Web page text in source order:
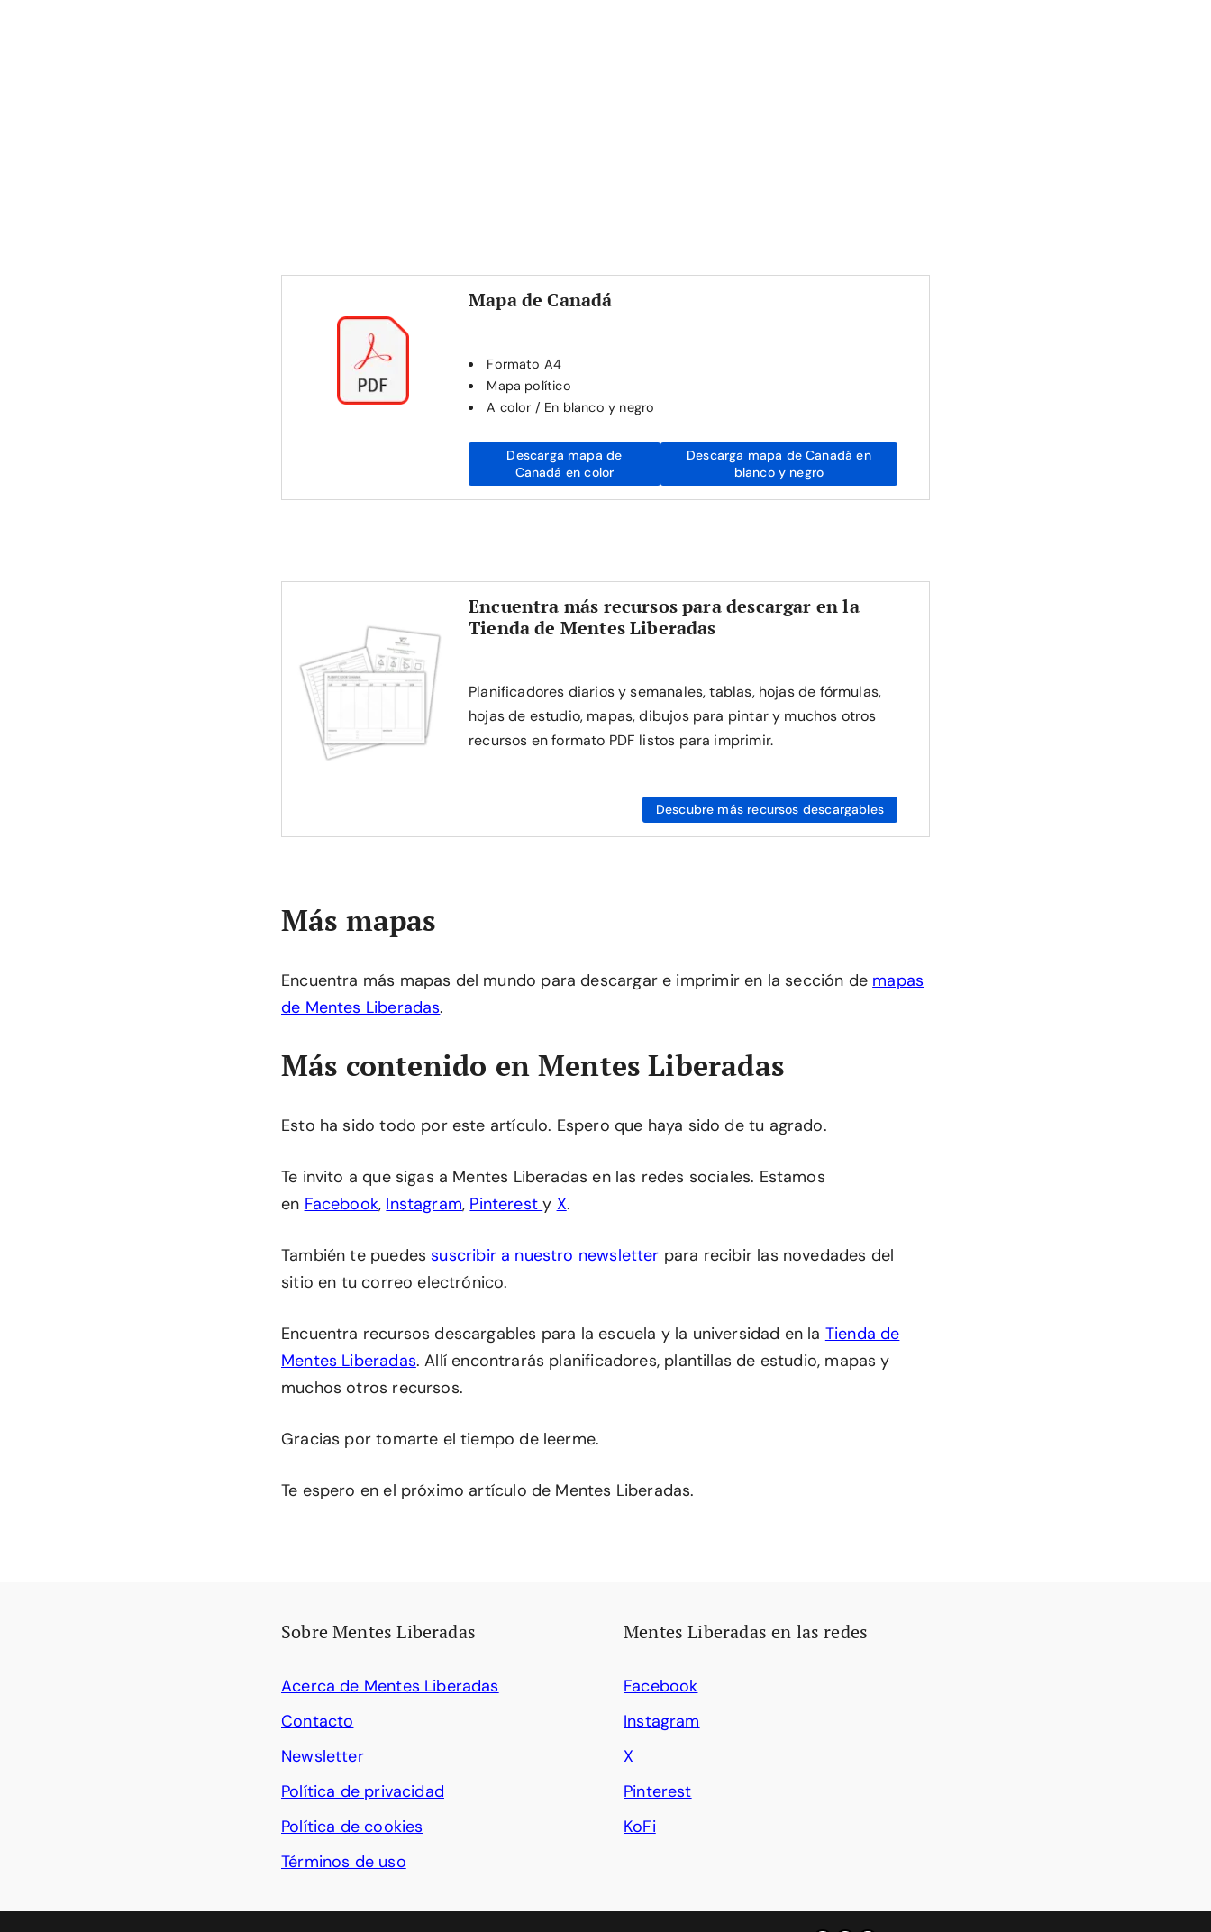
Mapa de Canadá
Formato A4
Mapa político
A color / En blanco y negro
Descarga mapa de
Canadá en color
Descarga mapa de Canadá en
blanco y negro
Encuentra más recursos para descargar en la
Tienda de Mentes Liberadas
Planificadores diarios y semanales, tablas, hojas de fórmulas,
hojas de estudio, mapas, dibujos para pintar y muchos otros
recursos en formato PDF listos para imprimir.
Descubre más recursos descargables
Más mapas
Encuentra más mapas del mundo para descargar e imprimir en la sección de mapas
de Mentes Liberadas.
Más contenido en Mentes Liberadas
Esto ha sido todo por este artículo. Espero que haya sido de tu agrado.
Te invito a que sigas a Mentes Liberadas en las redes sociales. Estamos
en Facebook, Instagram, Pinteresty X.
También te puedessuscribir a nuestro newsletter para recibir las novedades del
sitio en tu correo electrónico.
Encuentra recursos descargables para la escuela y la universidad en la Tienda de
Mentes Liberadas. Allí encontrarás planificadores, plantillas de estudio, mapas y
muchos otros recursos.
Gracias por tomarte el tiempo de leerme.
Te espero en el próximo artículo de Mentes Liberadas.
Sobre Mentes Liberadas
Acerca de Mentes Liberadas
Contacto
Newsletter
Política de privacidad
Política de cookies
Términos de uso
Mentes Liberadas en las redes
Facebook
Instagram
X
Pinterest
KoFi